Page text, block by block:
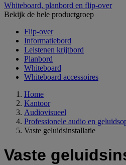
Whiteboard, planbord en flip-over
Bekijk de hele productgroep
Flip-over
Informatiebord
Leistenen krijtbord
Planbord
Whiteboard
Whiteboard accessoires
Home
Kantoor
Audiovisueel
Professionele audio en
Vaste geluidsinstallatie
Vaste